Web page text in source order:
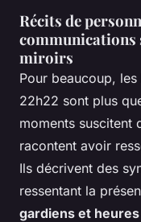
Récits de
communications
miroirs
Pour beaucoup, les
22h22 sont plus
moments suscitent
racontent avoir
Ils décrivent des
ressentant la
gardiens et